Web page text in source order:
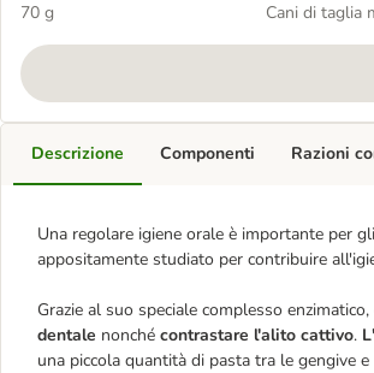
70 g
Cani di taglia
Descrizione
Una regolare igiene orale è importante per
appositamente studiato per contribuire
Grazie al suo speciale complesso
dentale nonché contrastare l'alito cattivo.
una piccola quantità di pasta tra le gengive
Componenti Razioni